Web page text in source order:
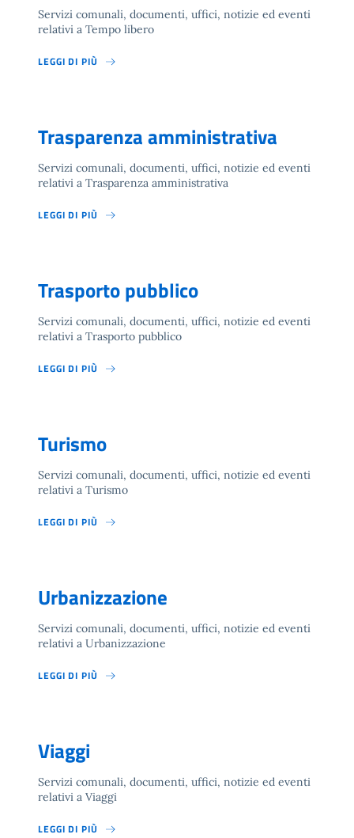
Servizi comunali, documenti, uffici, notizie ed eventi
relativi a Tempo libero
LEGGI DI PIÙ
Trasparenza amministrativa
Servizi comunali, documenti, uffici, notizie ed eventi
relativi a Trasparenza amministrativa
LEGGI DI PIÙ
Trasporto pubblico
Servizi comunali, documenti, uffici, notizie ed eventi
relativi a Trasporto pubblico
LEGGI DI PIÙ
Turismo
Servizi comunali, documenti, uffici, notizie ed eventi
relativi a Turismo
LEGGI DI PIÙ
Urbanizzazione
Servizi comunali, documenti, uffici, notizie ed eventi
relativi a Urbanizzazione
LEGGI DI PIÙ
Viaggi
Servizi comunali, documenti, uffici, notizie ed eventi
relativi a Viaggi
LEGGI DI PIÙ